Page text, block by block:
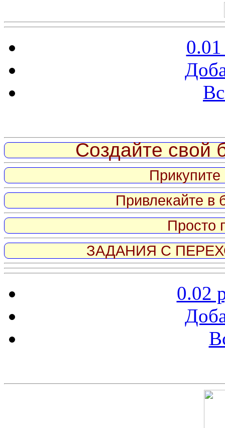
Создайте свой
Привлекайте в
Просто
ЗАДАНИЯ С
0.02